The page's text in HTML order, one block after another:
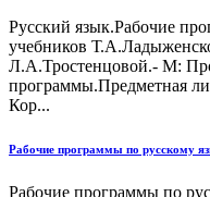
Русский язык.Рабочие
учебников
Л.А.Тростенцовой.- М:
программы.Предметная
Кор...
Рабочие программы по русскому
Рабочие программы по